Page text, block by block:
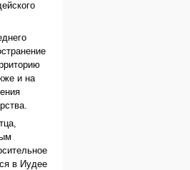
и на
в Иудее